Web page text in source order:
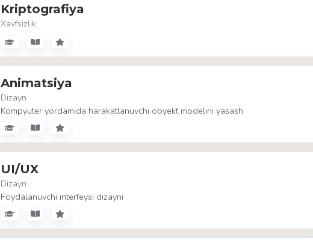
Kriptografiya
Xavfsizlik
Animatsiya
Dizayn
Kompyuter yordamida harakatlanuvchi obyekt modelini yasash
UI/UX
Dizayn
Foydalanuvchi interfeysi dizayni